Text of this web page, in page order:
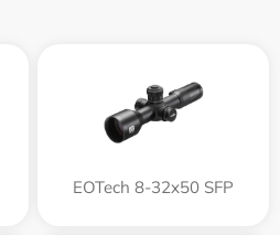
EOTech 8-32x50 SFP